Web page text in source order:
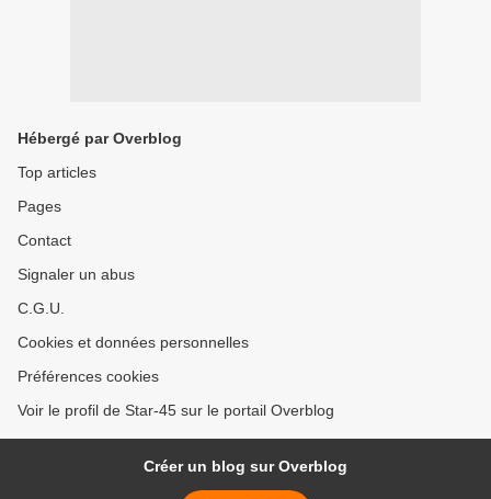
Hébergé par Overblog
Top articles
Pages
Contact
Signaler un abus
C.G.U.
Cookies et données personnelles
Préférences cookies
Voir le profil de Star-45 sur le portail Overblog
Créer un blog sur Overblog